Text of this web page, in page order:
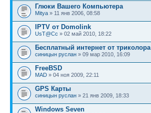
Глюки Вашего Компьютера
Mitya » 11 янв 2006, 08:58
IPTV от Domolink
UsT@Cc » 02 май 2010, 18:22
Бесплатный интернет от триколора
синицын руслан » 09 мар 2010, 16:09
FreeBSD
MAD » 04 ноя 2009, 22:11
GPS Карты
синицын руслан » 21 янв 2009, 18:33
Windows Seven